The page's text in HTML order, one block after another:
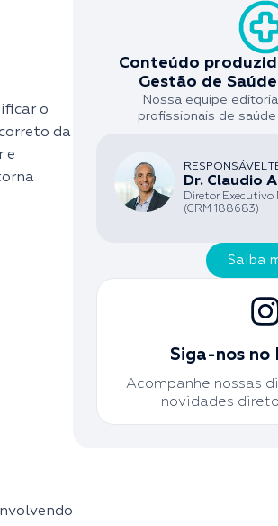
o
da
e
Conteúdo
Gestão de
Nossa equipe
profissionais de
RESPONSÁVEL
Dr. Claudio
Diretor Executivo
(CRM 188683)
Saiba
Siga-nos no
Acompanhe nossas
novidades